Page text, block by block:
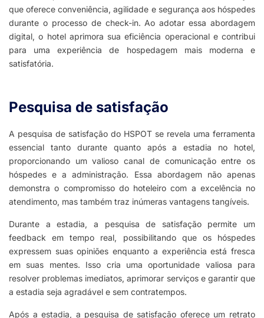
que oferece conveniência, agilidade e segurança aos hóspedes
durante o processo de check-in. Ao adotar essa abordagem
digital, o hotel aprimora sua eficiência operacional e contribui
para uma experiência de hospedagem mais moderna e
satisfatória.
Pesquisa de satisfação​
A pesquisa de satisfação do HSPOT se revela uma ferramenta
essencial tanto durante quanto após a estadia no hotel,
proporcionando um valioso canal de comunicação entre os
hóspedes e a administração. Essa abordagem não apenas
demonstra o compromisso do hoteleiro com a excelência no
atendimento, mas também traz inúmeras vantagens tangíveis.
Durante a estadia, a pesquisa de satisfação permite um
feedback em tempo real, possibilitando que os hóspedes
expressem suas opiniões enquanto a experiência está fresca
em suas mentes. Isso cria uma oportunidade valiosa para
resolver problemas imediatos, aprimorar serviços e garantir que
a estadia seja agradável e sem contratempos.
Após a estadia, a pesquisa de satisfação oferece um retrato